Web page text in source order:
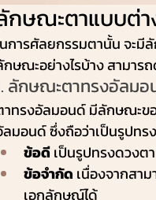
กษณะตาแบบต่า
การศัลยกรรมตานั้น จะ
ษณะอย่างไรบ้าง สามาร
ลักษณะตาทรงอัลม
ทรงอัลมอนด์ มีลักษณะข
มอนด์ ซึ่งถือว่าเป็นรูปทร
ข้อดี เป็นรูปทรงดวงต
ข้อจำกัด เนื่องจากสา
เอกลักษณ์ได้